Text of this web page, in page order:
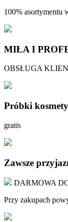
100% asortymentu
MIŁA I
OBSŁUGA
Próbki
gratis
Zawsze
DARMOWA
Przy zakupach